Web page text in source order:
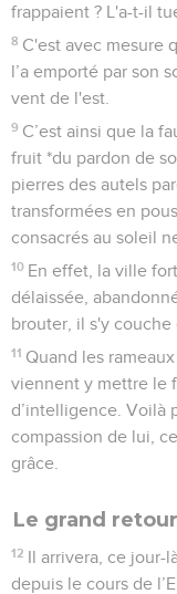
frappaient ? L'a-t-il
8 C'est avec mesure
l’a emporté par son
vent de l'est.
9 C’est ainsi que la
fruit *du pardon de
pierres des autels
transformées en
consacrés au soleil
10 En effet, la ville
délaissée,
brouter, il s'y couche
11 Quand les
viennent y mettre le
d’intelligence. Voilà
compassion de lui,
grâce.
Le grand
12 Il arrivera, ce jour-
depuis le cours de